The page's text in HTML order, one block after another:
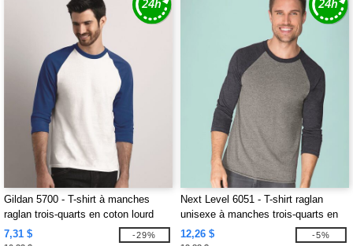
Gildan 5700 - T-shirt à manches
raglan trois-quarts en coton lourd
7,31 $
-29%
Next Level 6051 - T-shirt raglan
unisexe à manches trois-quarts en
tri-mélange
12,26 $ -5%